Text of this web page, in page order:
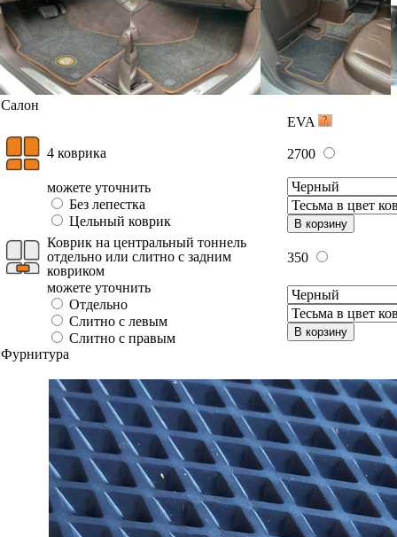
Салон
EVA
4 коврика 2700
можете уточнить
Без лепестка
Цельный коврик
В корзину
Коврик на центральный тоннель
отдельно или слитно с задним
ковриком
350
можете уточнить
Отдельно
Слитно с левым
Слитно с правым
В корзину
Фурнитура